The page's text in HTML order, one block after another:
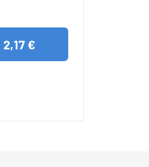
2,17 €